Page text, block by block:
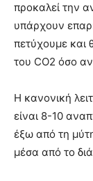
προκαλεί την
υπάρχουν
πετύχουμε και
του CO2 όσο
Η κανονική
είναι 8-10
έξω από τη
μέσα από το